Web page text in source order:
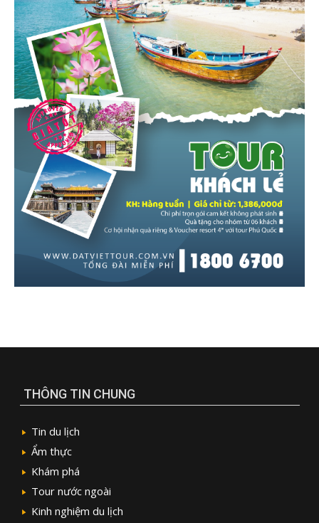
THÔNG TIN CHUNG
Tin du lịch
Ẩm thực
Khám phá
Tour nước ngoài
Kinh nghiệm du lịch